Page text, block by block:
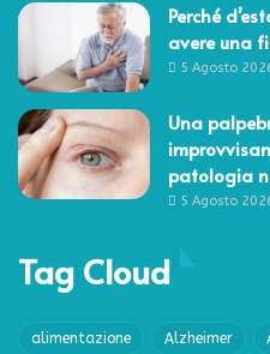
Perché
avere una
5 Agosto
Una
patologia
5 Agosto
Tag Cloud
alimentazione Alzheimer